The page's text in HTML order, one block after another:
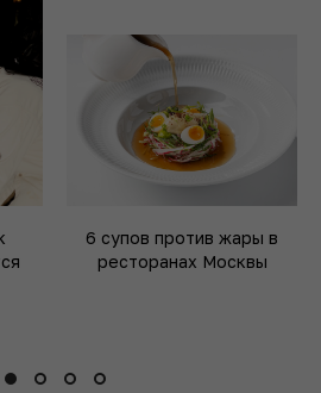
6 супов против жары в
ресторанах Москвы